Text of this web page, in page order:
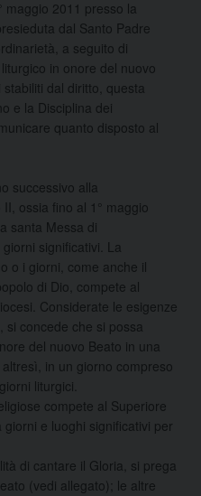
maggio 2011 presso la
dal Santo Padre
a seguito di
in onore del nuovo
dal diritto, questa
e la Disciplina dei
quanto disposto al
successivo alla
ossia fino al 1° maggio
santa Messa di
significativi. La
o i giorni, come anche il
di Dio, compete al
Considerate le esigenze
si concede che si possa
del nuovo Beato in una
in un giorno compreso
liturgici.
compete al Superiore
e luoghi significativi per
di cantare il Gloria, si prega
(vedi allegato); le altre